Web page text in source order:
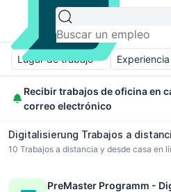
Lugar de trabajo Experiencia
Recibir trabajos de oficina en
correo electrónico
Digitalisierung Trabajos a
10 Trabajos a distancia y desde casa en
PreMaster Programm -